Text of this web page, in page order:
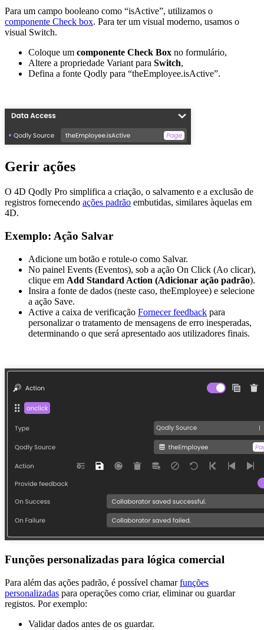
Para um campo booleano como “isActive”, utilizamos o
componente Check box. Para ter um visual moderno, usamos o
visual Switch.
Coloque um componente Check Box no formulário,
Altere a propriedade Variant para Switch,
Defina a fonte Qodly para “theEmployee.isActive”.
Gerir ações
O 4D Qodly Pro simplifica a criação, o salvamento e a exclusão de
registros fornecendo ações padrão embutidas, similares àquelas em
4D.
Exemplo: Ação Salvar
Adicione um botão e rotule-o como Salvar.
No painel Events (Eventos), sob a ação On Click (Ao clicar),
clique em Add Standard Action (Adicionar ação padrão).
Insira a fonte de dados (neste caso, theEmployee) e selecione
a ação Save.
Active a caixa de verificação Fornecer feedback para
personalizar o tratamento de mensagens de erro inesperadas,
determinando o que será apresentado aos utilizadores finais.
Funções personalizadas para lógica comercial
Para além das ações padrão, é possível chamarfunções
personalizadas para operações como criar, eliminar ou guardar
registos. Por exemplo:
Validar dados antes de os guardar.